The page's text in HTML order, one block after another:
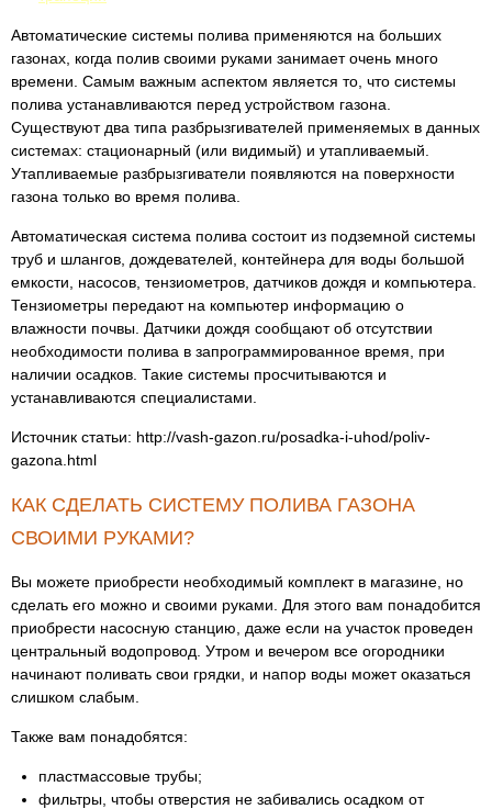
Автоматические системы полива применяются на больших
газонах, когда полив своими руками занимает очень много
времени. Самым важным аспектом является то, что системы
полива устанавливаются перед устройством газона.
Существуют два типа разбрызгивателей применяемых в данных
системах: стационарный (или видимый) и утапливаемый.
Утапливаемые разбрызгиватели появляются на поверхности
газона только во время полива.
Автоматическая система полива состоит из подземной системы
труб и шлангов, дождевателей, контейнера для воды большой
емкости, насосов, тензиометров, датчиков дождя и компьютера.
Тензиометры передают на компьютер информацию о
влажности почвы. Датчики дождя сообщают об отсутствии
необходимости полива в запрограммированное время, при
наличии осадков. Такие системы просчитываются и
устанавливаются специалистами.
Источник статьи: http://vash-gazon.ru/posadka-i-uhod/poliv-
gazona.html
КАК СДЕЛАТЬ СИСТЕМУ ПОЛИВА ГАЗОНА
СВОИМИ РУКАМИ?
Вы можете приобрести необходимый комплект в магазине, но
сделать его можно и своими руками. Для этого вам понадобится
приобрести насосную станцию, даже если на участок проведен
центральный водопровод. Утром и вечером все огородники
начинают поливать свои грядки, и напор воды может оказаться
слишком слабым.
Также вам понадобятся:
пластмассовые трубы;
фильтры, чтобы отверстия не забивались осадком от